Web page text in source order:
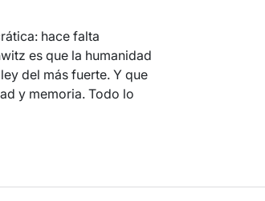
hace falta
es que la humanidad
del más fuerte. Y que
y memoria. Todo lo